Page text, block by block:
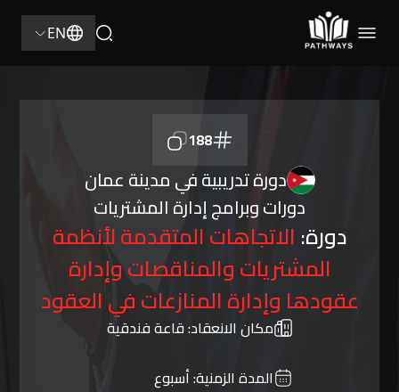
EN
188
دورة تدريبية في مدينة عمان
دورات وبرامج إدارة المشتريات
دورة: الاتجاهات المتقدمة لأنظمة
المشتريات والمناقصات وإدارة
عقودها وإدارة المنازعات في العقود
مكان الانعقاد:قاعة فندقية
المدة الزمنية:أسبوع